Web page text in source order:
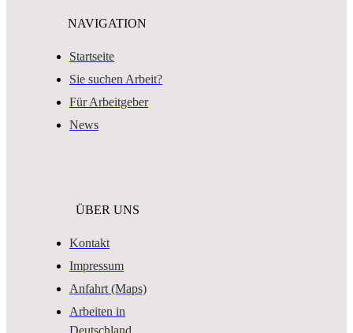
NAVIGATION
Startseite
Sie suchen Arbeit?
Für Arbeitgeber
News
ÜBER UNS
Kontakt
Impressum
Anfahrt (Maps)
Arbeiten in